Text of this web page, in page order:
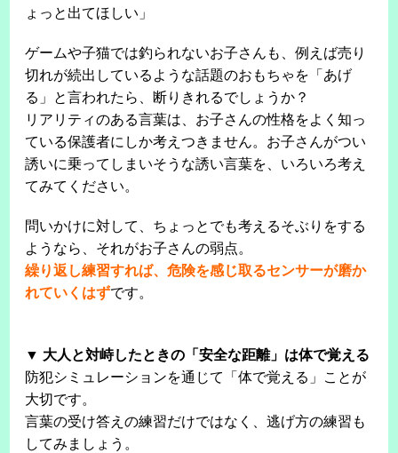
ょっと出てほしい」
ゲームや子猫では釣られないお子さんも、例えば売り
切れが続出しているような話題のおもちゃを「あげ
る」と言われたら、断りきれるでしょうか？
リアリティのある言葉は、お子さんの性格をよく知っ
ている保護者にしか考えつきません。お子さんがつい
誘いに乗ってしまいそうな誘い言葉を、いろいろ考え
てみてください。
問いかけに対して、ちょっとでも考えるそぶりをする
ようなら、それがお子さんの弱点。
繰り返し練習すれば、危険を感じ取るセンサーが磨か
れていくはずです。
▼ 大人と対峙したときの「安全な距離」は体で覚える
防犯シミュレーションを通じて「体で覚える」ことが
大切です。
言葉の受け答えの練習だけではなく、逃げ方の練習も
してみましょう。